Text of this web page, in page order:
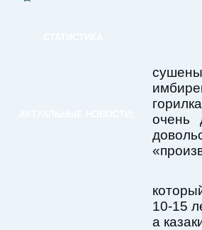
очень
10-15
а